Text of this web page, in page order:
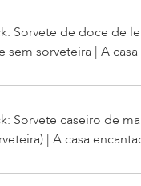
Sorvete de doce de
sem sorveteira | A
Sorvete caseiro de
| A casa